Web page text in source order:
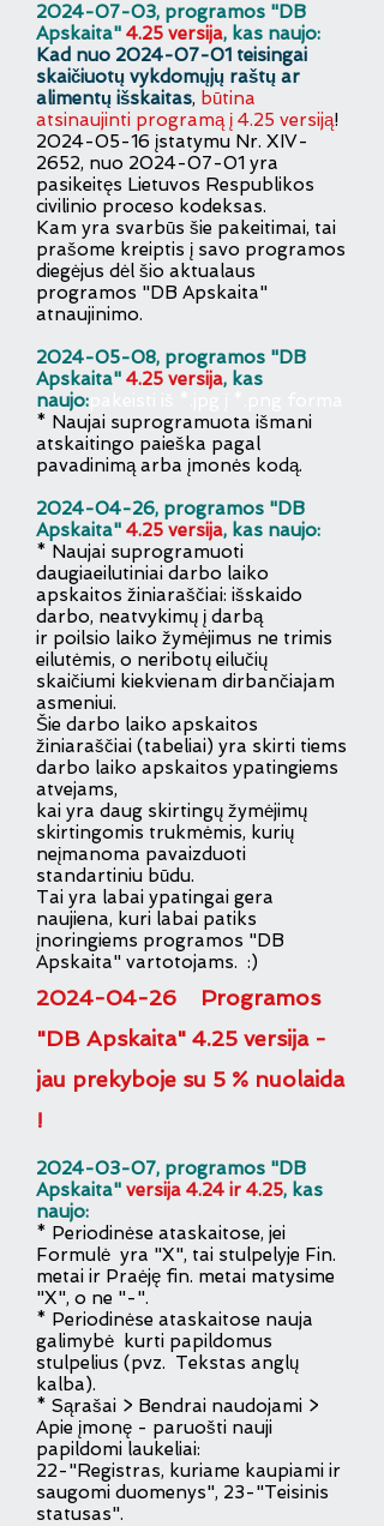
2024-07-03, programos "DB
Apskaita" 4.25 versija, kas naujo:
Kad nuo 2024-07-01 teisingai
skaičiuotų vykdomųjų raštų ar
alimentų išskaitas, būtina
atsinaujinti programą į 4.25 versiją!
2024-05-16 įstatymu Nr. XIV-
2652, nuo 2024-07-01 yra
pasikeitęs Lietuvos Respublikos
civilinio proceso kodeksas.
Kam yra svarbūs šie pakeitimai, tai
prašome kreiptis į savo programos
diegėjus dėl šio aktualaus
programos "DB Apskaita"
atnaujinimo.
2024-05-08, programos "DB
Apskaita" 4.25 versija, kas
naujo:
* Naujai suprogramuota išmani
atskaitingo paieška pagal
pavadinimą arba įmonės kodą.
2024-04-26, programos "DB
Apskaita" 4.25 versija, kas naujo:
* Naujai suprogramuoti
daugiaeilutiniai darbo laiko
apskaitos žiniaraščiai: išskaido
darbo, neatvykimų į darbą
ir poilsio laiko žymėjimus ne trimis
eilutėmis, o neribotų eilučių
skaičiumi kiekvienam dirbančiajam
asmeniui.
Šie darbo laiko apskaitos
žiniaraščiai (tabeliai) yra skirti tiems
darbo laiko apskaitos ypatingiems
atvejams,
kai yra daug skirtingų žymėjimų
skirtingomis trukmėmis, kurių
neįmanoma pavaizduoti
standartiniu būdu.
Tai yra labai ypatingai gera
naujiena, kuri labai patiks
įnoringiems programos "DB
Apskaita" vartotojams. :)
2024-04-26 Programos
"DB Apskaita" 4.25 versija -
jau prekyboje su 5 % nuolaida
!
2024-03-07, programos "DB
Apskaita" versija 4.24 ir 4.25, kas
naujo:
* Periodinėse ataskaitose, jei
Formulė yra "X", tai stulpelyje Fin.
metai ir Praėję fin. metai matysime
"X", o ne "-".
* Periodinėse ataskaitose nauja
galimybė kurti papildomus
stulpelius (pvz. Tekstas anglų
kalba).
* Sąrašai > Bendrai naudojami >
Apie įmonę - paruošti nauji
papildomi laukeliai:
22-"Registras, kuriame kaupiami ir
saugomi duomenys", 23-"Teisinis
statusas".